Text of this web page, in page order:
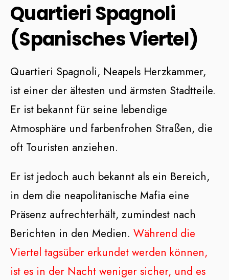
Quartieri Spagnoli
(Spanisches Viertel)
Quartieri Spagnoli, Neapels Herzkammer,
ist einer der ältesten und ärmsten Stadtteile.
Er ist bekannt für seine lebendige
Atmosphäre und farbenfrohen Straßen, die
oft Touristen anziehen.
Er ist jedoch auch bekannt als ein Bereich,
in dem die neapolitanische Mafia eine
Präsenz aufrechterhält, zumindest nach
Berichten in den Medien. Während die
Viertel tagsüber erkundet werden können,
ist es in der Nacht weniger sicher, und es